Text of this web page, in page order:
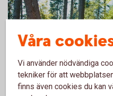
Våra
Vi använder nödvändiga
tekniker för att
finns även cookies du kan